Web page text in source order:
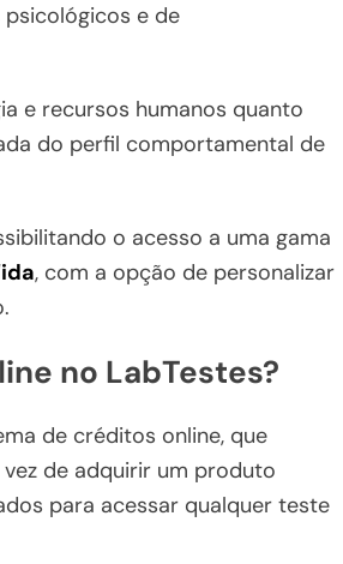
e de
e recursos humanos quanto
do perfil comportamental de
o acesso a uma gama
, com a opção de personalizar
no LabTestes?
de créditos online, que
de adquirir um produto
para acessar qualquer teste